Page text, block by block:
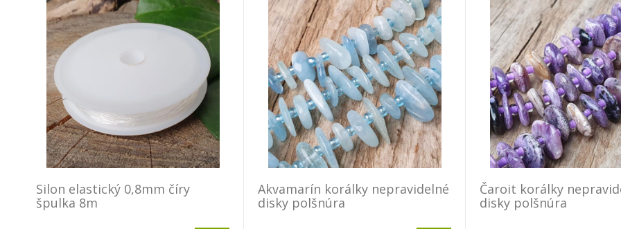
Silon elastický 0,8mm číry
špulka 8m
Akvamarín korálky nepravidelné
disky polšnúra
Čaroit korálky
disky polšnúra